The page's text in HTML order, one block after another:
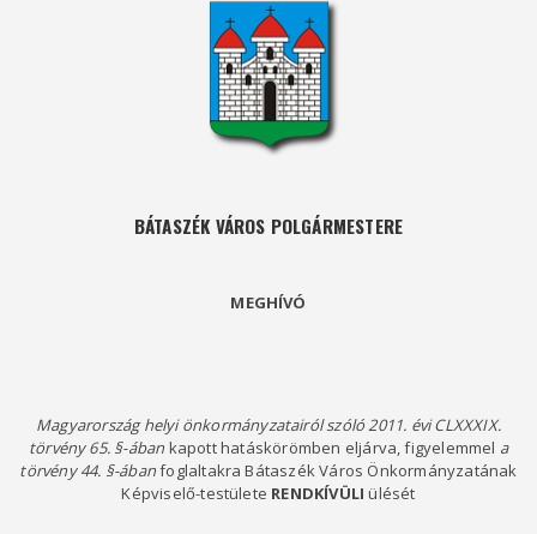
BÁTASZÉK VÁROS POLGÁRMESTERE
MEGHÍVÓ
Magyarország helyi önkormányzatairól szóló 2011. évi CLXXXIX.
törvény 65. §-ában kapott hatáskörömben eljárva, figyelemmel a
törvény 44. §-ábanfoglaltakra Bátaszék Város Önkormányzatának
Képviselő-testülete RENDKÍVÜLI ülését